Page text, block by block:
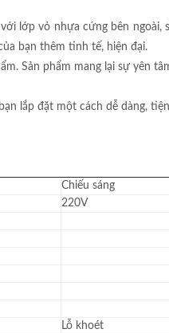
lớp vỏ nhựa cứng bên
bạn thêm tinh tế, hiện đại.
Sản phẩm mang lại sự
lắp đặt một cách dễ dàng,
Chiếu sáng
220V
Lỗ khoét